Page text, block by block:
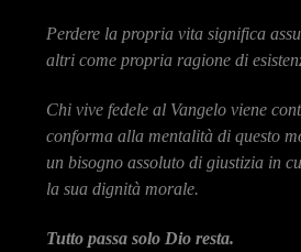
Perdere la propria vita significa
altri come propria ragione di
Chi vive fedele al Vangelo viene
conforma alla mentalità di questo
un bisogno assoluto di giustizia in
la sua dignità morale.
Tutto passa solo Dio resta.